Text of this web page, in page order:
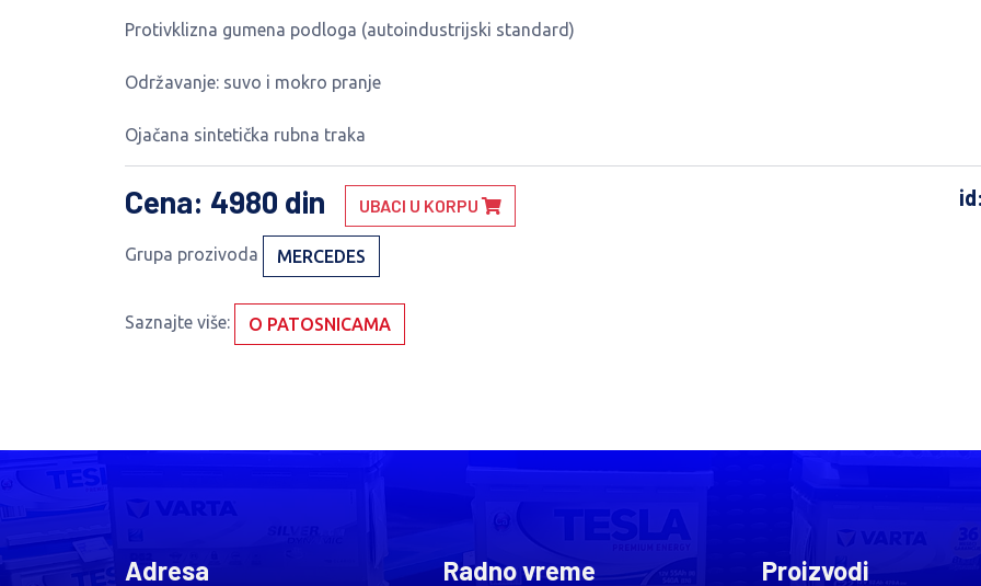
Protivklizna gumena podloga (autoindustrijski standard)
Održavanje: suvo i mokro pranje
Ojačana sintetička rubna traka
Cena: 4980 din UBACI U KORPU
Grupa prozivoda MERCEDES
Saznajte više: O PATOSNICAMA
Adresa Radno vreme Proizvodi